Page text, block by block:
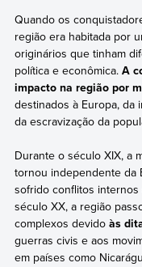
Quando os
região era habitada por
originários que tinham
política e econômica. A
impacto na região por
destinados à Europa, da
da escravização da
Durante o século XIX, a
tornou independente da
sofrido conflitos
século XX, a região
complexos devido às
guerras civis e aos
em países como